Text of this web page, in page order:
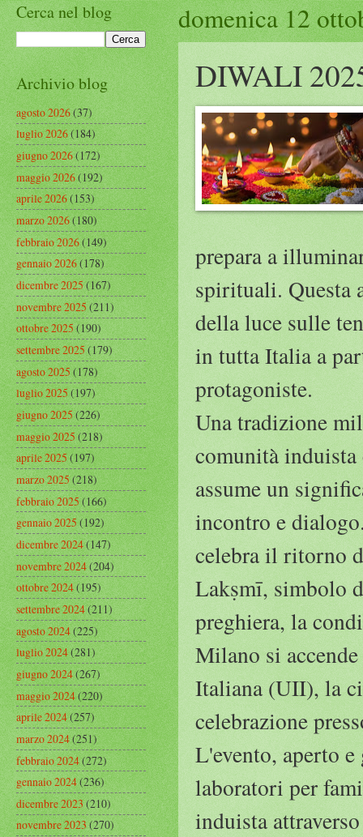
domenica 12
DIWALI
prepara a
spirituali. Questa
della luce sulle
in tutta Italia a
protagoniste.
Una tradizione
comunità
assume un
incontro e
celebra il ritorno
Lakṣmī, simbolo
preghiera, la
Milano si
Italiana (UII), la
celebrazione
L'evento, aperto
laboratori per
induista
Cerca nel blog
Archivio blog
agosto 2026(37)
luglio 2026(184)
giugno 2026(172)
maggio 2026(192)
aprile 2026(153)
marzo 2026(180)
febbraio 2026(149)
gennaio 2026(178)
dicembre 2025(167)
novembre 2025(211)
ottobre 2025(190)
settembre 2025(179)
agosto 2025(178)
luglio 2025(197)
giugno 2025(226)
maggio 2025(218)
aprile 2025(197)
marzo 2025(218)
febbraio 2025(166)
gennaio 2025(192)
dicembre 2024(147)
novembre 2024(204)
ottobre 2024(195)
settembre 2024(211)
agosto 2024(225)
luglio 2024(281)
giugno 2024(267)
maggio 2024(220)
aprile 2024(257)
marzo 2024(251)
febbraio 2024(272)
gennaio 2024(236)
dicembre 2023(210)
novembre 2023(270)